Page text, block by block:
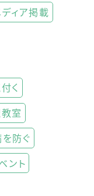
ィア掲載
く
室
防ぐ
ント